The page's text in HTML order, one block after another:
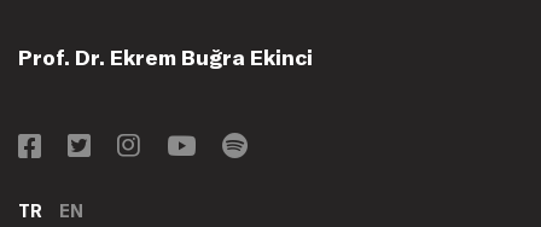
Prof. Dr. Ekrem Buğra Ekinci
TR EN